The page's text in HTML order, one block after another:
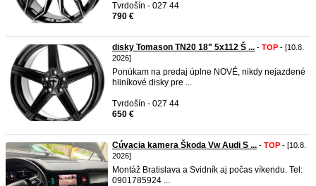
Tvrdošín - 027 44
790 €
disky Tomason TN20 18" 5x112 Š ... - TOP - [10.8.
2026]
Ponúkam na predaj úplne NOVÉ, nikdy nejazdené
hliníkové disky pre ...
Tvrdošín - 027 44
650 €
Cúvacia kamera Škoda Vw Audi S ... - TOP - [10.8.
2026]
Montáž Bratislava a Svidník aj počas víkendu. Tel:
0901785924 ...